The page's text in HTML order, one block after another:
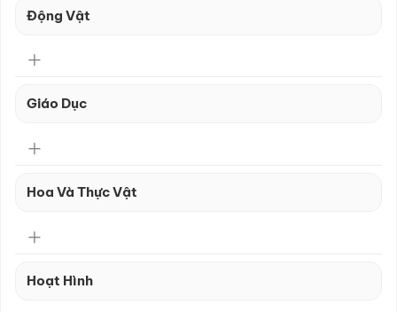
Động Vật
Giáo Dục
Hoa Và Thực Vật
Hoạt Hình